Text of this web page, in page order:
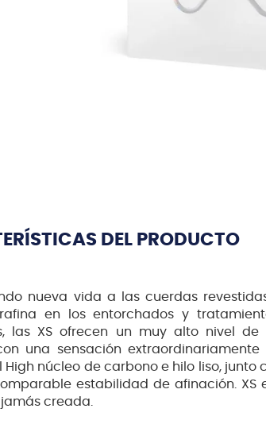
DEL PRODUCTO
nueva vida a las cuerdas
en los entorchados y
las XS ofrecen un muy alto nivel
una sensación extraordinariamente
High núcleo de carbono e hilo liso, junto
estabilidad de afinación. XS
creada.